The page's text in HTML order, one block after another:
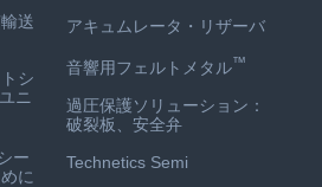
送
シ
ニ
ー
に
アキュムレータ・リザーバ
音響用フェルトメタル™
過圧保護ソリューション：
破裂板、安全弁
Technetics Semi